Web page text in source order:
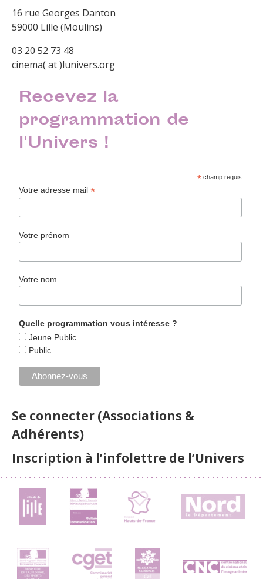
16 rue Georges Danton
59000 Lille (Moulins)
03 20 52 73 48
cinema( at )lunivers.org
Recevez la
programmation de
l'Univers !
* champ requis
Votre adresse mail*
Votre prénom
Votre nom
Quelle programmation vous intéresse ?
Jeune Public
Public
Se connecter (Associations &
Adhérents)
Inscription à l’infolettre de l’Univers